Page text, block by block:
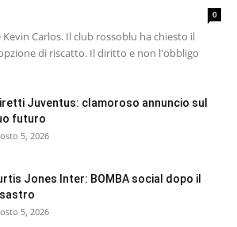
0
Carlos. Il club rossoblu ha chiesto il
di riscatto. Il diritto e non l'obbligo
Juventus: clamoroso annuncio sul
futuro
5, 2026
Jones Inter: BOMBA social dopo il
5, 2026